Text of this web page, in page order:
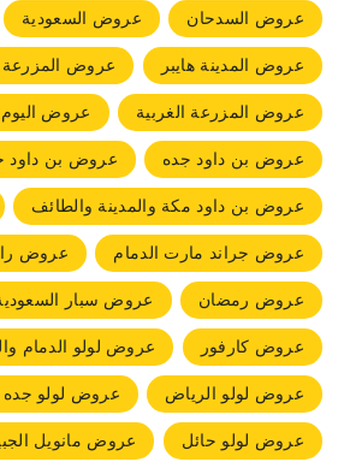
عروض السدحان
عروض السعودية
عروض المدينة هايبر
عروض المزرعة
عروض المزرعة الغربية
عروض
عروض بن داود جده
عروض بن
عروض بن داود مكة والمدينة والطائف
عروض جراند مارت الدمام
عروض
عروض رمضان
عروض سبار
عروض كارفور
عروض لولو الدمام
عروض لولو الرياض
عروض لولو جده
عروض لولو حائل
عروض مانويل